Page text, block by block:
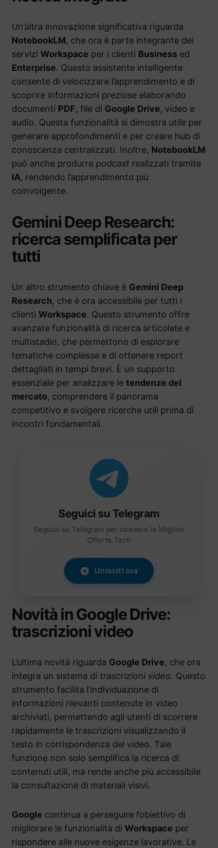
Un’altra innovazione significativa riguarda
NotebookLM, che ora è parte integrante dei
servizi Workspace per i clienti Business ed
Enterprise. Questo assistente intelligente
consente di velocizzare l’apprendimento e di
scoprire informazioni preziose elaborando
documenti PDF, file di Google Drive, video e
audio. Questa funzionalità si dimostra utile per
generare approfondimenti e per creare hub di
conoscenza centralizzati. Inoltre, NotebookLM
può anche produrre podcast realizzati tramite
IA, rendendo l’apprendimento più
coinvolgente.
Gemini Deep Research:
ricerca semplificata per
tutti
Un altro strumento chiave è Gemini Deep
Research, che è ora accessibile per tutti i
clienti Workspace. Questo strumento offre
avanzate funzionalità di ricerca articolate e
multistadio, che permettono di esplorare
tematiche complesse e di ottenere report
dettagliati in tempi brevi. È un supporto
essenziale per analizzare le tendenze del
mercato, comprendere il panorama
competitivo e svolgere ricerche utili prima di
incontri fondamentali.
Seguici su Telegram
Seguici su Telegram per ricevere le Migliori
Offerte Tech
Unisciti ora
Novità in Google Drive:
trascrizioni video
L’ultima novità riguarda Google Drive, che ora
integra un sistema di trascrizioni video. Questo
strumento facilita l’individuazione di
informazioni rilevanti contenute in video
archiviati, permettendo agli utenti di scorrere
rapidamente le trascrizioni visualizzando il
testo in corrispondenza del video. Tale
funzione non solo semplifica la ricerca di
contenuti utili, ma rende anche più accessibile
la consultazione di materiali visivi.
Google continua a perseguire l’obiettivo di
migliorare le funzionalità di Workspace per
rispondere alle nuove esigenze lavorative. Le